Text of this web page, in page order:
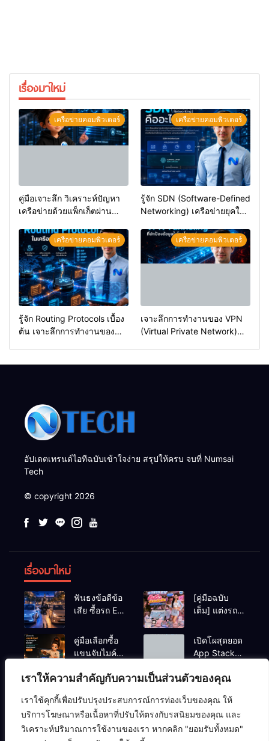
เราให้ความสำคัญกับความเป็นส่วนตัวของคุณ
เราใช้คุกกี้เพื่อปรับปรุงประสบการณ์การท่องเว็บของคุณ ให้
บริการโฆษณาหรือเนื้อหาที่ปรับให้ตรงกับรสนิยมของคุณ และ
วิเคราะห์ปริมาณการใช้งานของเรา หากคลิก "ยอมรับทั้งหมด"
เรื่องมาใหม่
เครือข่ายคอมพิวเตอร์
คู่มือเจาะลึก วิเคราะห์ปัญหา
เครือข่ายด้วยแพ็กเก็ตผ่าน
อาชีพ
เครือข่ายคอมพิวเตอร์
รู้จัก SDN (Software-Defined
Networking) เครือข่ายยุคใหม่
เครือข่ายคอมพิวเตอร์
รู้จัก Routing Protocols เบื้อง
ต้น เจาะลึกการทำงานของ
เครือข่ายคอมพิวเตอร์
เจาะลึกการทำงานของ VPN
(Virtual Private Network)
อัปเดตเทรนด์ไอทีฉบับเข้าใจง่าย สรุปให้ครบ จบที่ Numsai
Tech
© copyright 2026
เรื่องมาใหม่
ฟันธงข้อดีข้อ
เสีย ซื้อรถ EV
Eco Car ช่วง
เรียนมหา’ลัย
แบบไหนเวิร์
กกว่า?
[คู่มือฉบับ
เต็ม] แต่งรถ
Y2K! งบหลัก
พัน (ไม่เกิน
หมื่น) ให้น่า
รักสุดเหวี่ยง
คู่มือเลือกซื้อ
แขนจับไมค์
ตั้งโต๊ะ ยก
สตรีมมิ่ง/ยูทูบ
เบอร์ ปี 2026
เปิดโผสุดยอด
App Stack
ใหม่สาย Tech
ก่อนเริ่มงาน
จริง
ความปลอดภัยไซเบอร์ คอมพิวเตอร์ ซอฟต์แวร์
ปัญญาประดิษฐ์ (AI) อาร์ดแวร์ เครือข่ายคอมพิวเตอร์